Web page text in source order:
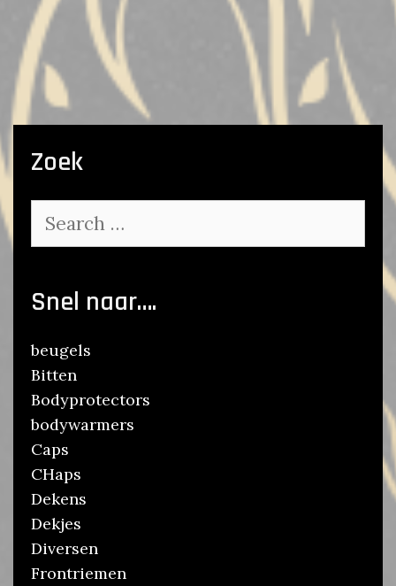
Zoek
for:
Snel naar….
beugels
Bitten
Bodyprotectors
bodywarmers
Caps
CHaps
Dekens
Dekjes
Diversen
Frontriemen